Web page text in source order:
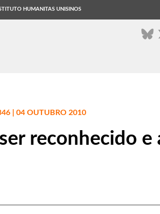
HUMANITAS UNISINOS
| 04 OUTUBRO 2010
reconhecido e